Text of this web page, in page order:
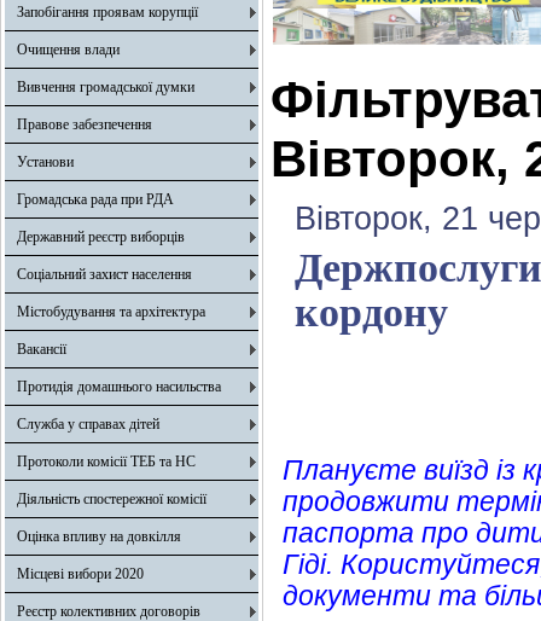
Запобігання проявам корупції
Очищення влади
Вивчення громадської думки
Правове забезпечення
Установи
Громадська рада при РДА
Державний реєстр виборців
Соціальний захист населення
Містобудування та архітектура
Вакансії
Протидія домашнього насильства
Служба у справах дітей
Протоколи комісії ТЕБ та НС
Діяльність спостережної комісії
Оцінка впливу на довкілля
Місцеві вибори 2020
Реєстр колективних договорів
Вівторок,
Вівторок, 21
кордону
Плануєте виїзд із
продовжити
паспорта про
Гіді.
документи та